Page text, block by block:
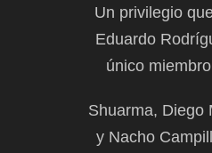
Un privilegio
Eduardo
único
Shuarma, Diego
y Nacho